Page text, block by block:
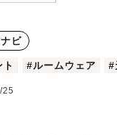
メンズパジャマ
ニット/ストレッチ
年齢別におすすめパジ
胸がすけ
ビ
#ルームウェア #
25